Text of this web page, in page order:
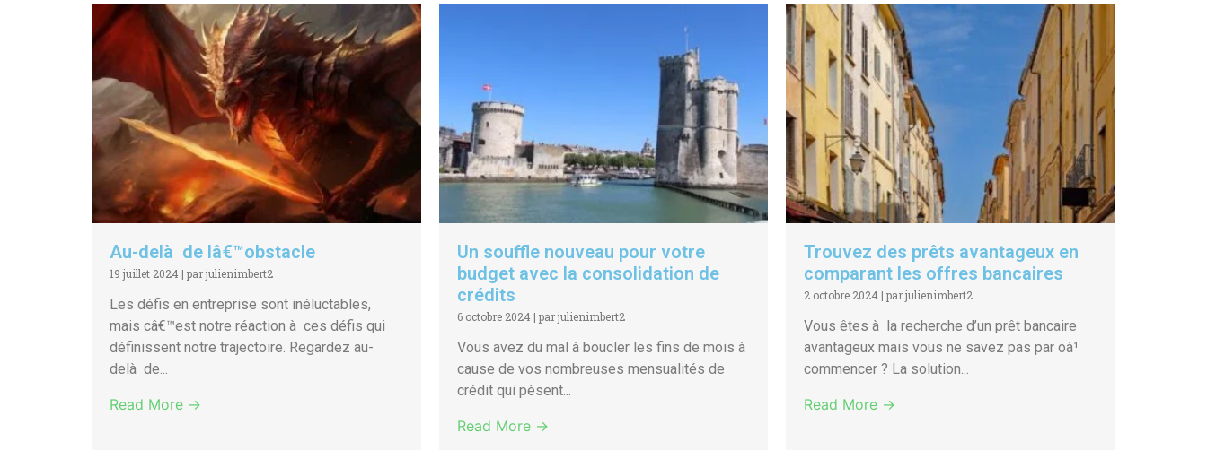
Au-delà de lâ€™obstacle
19 juillet 2024 | par julienimbert2
Les défis en entreprise sont inéluctables,
mais câ€™est notre réaction à ces défis qui
définissent notre trajectoire. Regardez au-
delà de...
Read More →
Un souffle nouveau pour votre
budget avec la consolidation de
crédits
6 octobre 2024 | par julienimbert2
Vous avez du mal à boucler les fins de mois à
cause de vos nombreuses mensualités de
crédit qui pèsent...
Read More →
Trouvez des prêts avantageux en
comparant les offres bancaires
2 octobre 2024 |par julienimbert2
Vous êtes à la recherche d’un prêt bancaire
avantageux mais vous ne savez pas par oà¹
commencer ? La solution...
Read More →